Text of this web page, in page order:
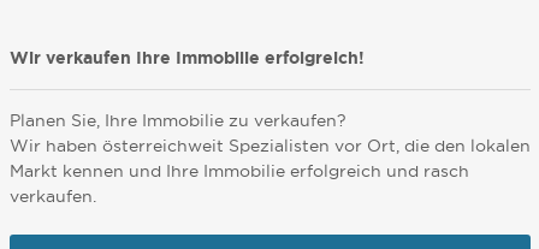
Wir verkaufen Ihre Immobilie erfolgreich!
Planen Sie, Ihre Immobilie zu verkaufen?
Wir haben österreichweit Spezialisten vor Ort, die den lokalen
Markt kennen und Ihre Immobilie erfolgreich und rasch
verkaufen.